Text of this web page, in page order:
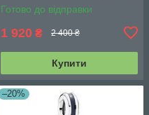
Готово до відправки
1 920 ₴ 2 400 ₴
Купити
–20%